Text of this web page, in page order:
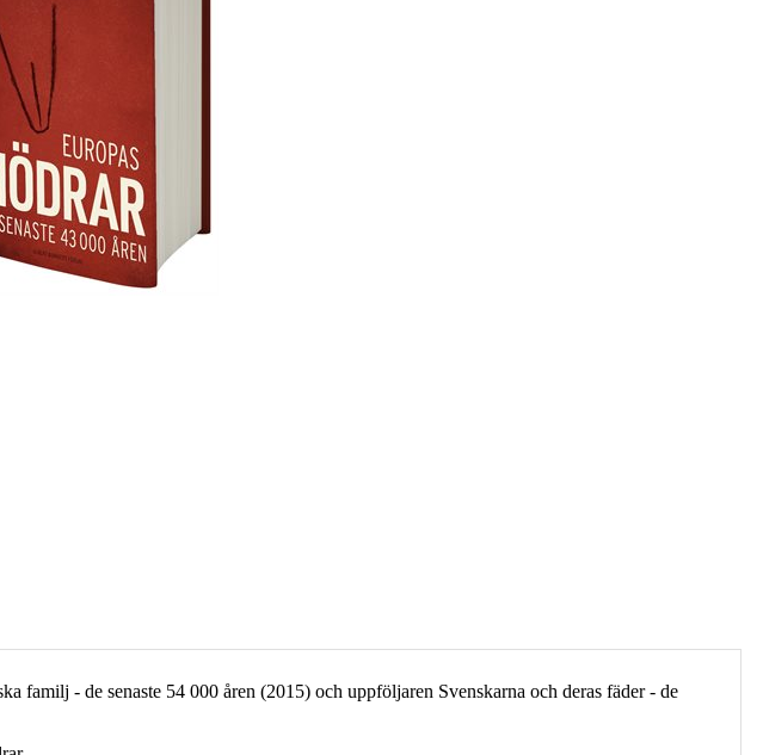
- de senaste 54 000 åren (2015) och uppföljaren Svenskarna och deras fäder - de